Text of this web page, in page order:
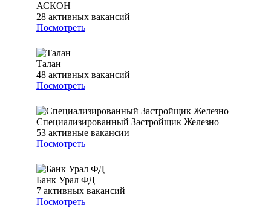
АСКОН
28 активных вакансий
Посмотреть
Талан
48 активных вакансий
Посмотреть
Специализированный Застройщик Железно
53 активные вакансии
Посмотреть
Банк Урал ФД
7 активных вакансий
Посмотреть